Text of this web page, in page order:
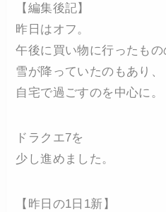
【編集後記】
昨日はオフ。
午後に買い物に行ったもの
雪が降っていたのもあり、
自宅で過ごすのを中心に。
ドラクエ7を
少し進めました。
【昨日の1日1新】